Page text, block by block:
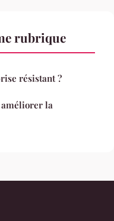
rubrique
résistant ?
la